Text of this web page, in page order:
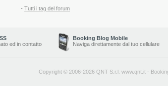
- Tutti i tag del forum
ed in contatto
Booking Blog Mobile
Naviga direttamente dal tuo cellulare
Copyright © 2006-2026 QNT S.r.l. www.qnt.it -